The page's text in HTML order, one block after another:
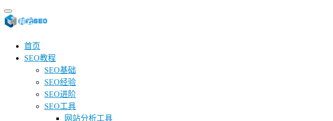
首页
SEO教程
SEO基础
SEO经验
SEO进阶
SEO工具
网站分析工具